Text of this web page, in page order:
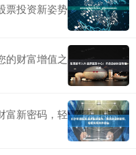
票投资新姿势
的财富增值之
富新密码，轻